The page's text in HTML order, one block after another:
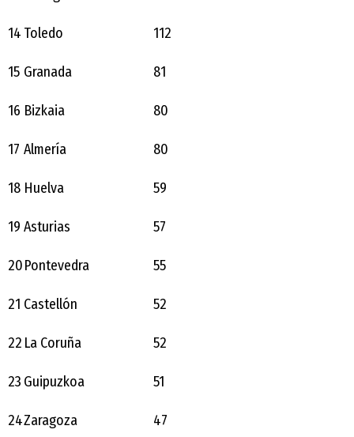
14 Toledo 112
15 Granada 81
16 Bizkaia 80
17 Almería 80
18 Huelva 59
19 Asturias 57
20Pontevedra 55
21 Castellón 52
22 La Coruña 52
23 Guipuzkoa 51
24Zaragoza 47